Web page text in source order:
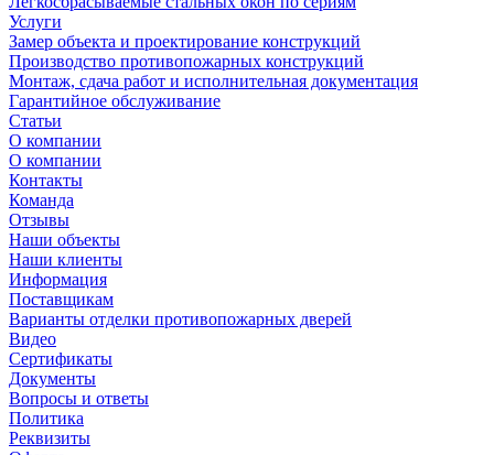
Услуги
Замер объекта и проектирование конструкций
Производство противопожарных конструкций
Монтаж, сдача работ и исполнительная документация
Гарантийное обслуживание
Статьи
О компании
О компании
Контакты
Команда
Отзывы
Наши объекты
Наши клиенты
Информация
Поставщикам
Варианты отделки противопожарных дверей
Видео
Сертификаты
Документы
Вопросы и ответы
Политика
Реквизиты